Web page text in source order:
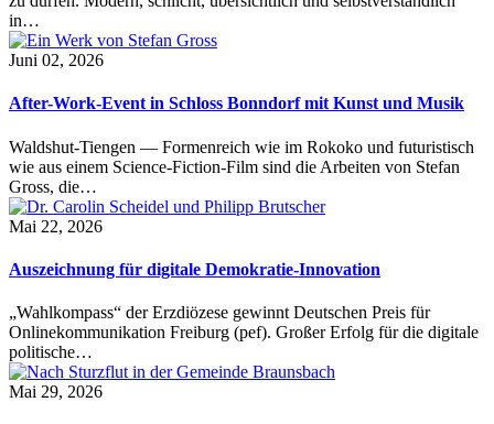
in…
Juni 02, 2026
After-Work-Event in Schloss Bonndorf mit Kunst und Musik
Waldshut-Tiengen — Formenreich wie im Rokoko und futuristisch
wie aus einem Science-Fiction-Film sind die Arbeiten von Stefan
Gross, die…
Mai 22, 2026
Auszeichnung für digitale Demokratie-Innovation
„Wahlkompass“ der Erzdiözese gewinnt Deutschen Preis für
Onlinekommunikation Freiburg (pef). Großer Erfolg für die digitale
politische…
Mai 29, 2026